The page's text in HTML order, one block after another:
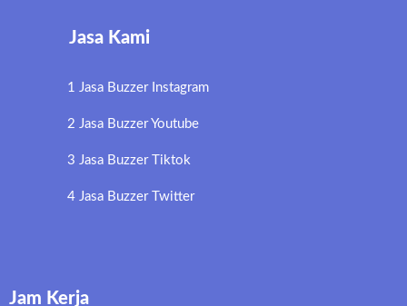
Jasa Kami
1 Jasa Buzzer Instagram
2 Jasa Buzzer Youtube
3 Jasa Buzzer Tiktok
4 Jasa Buzzer Twitter
Jam Kerja